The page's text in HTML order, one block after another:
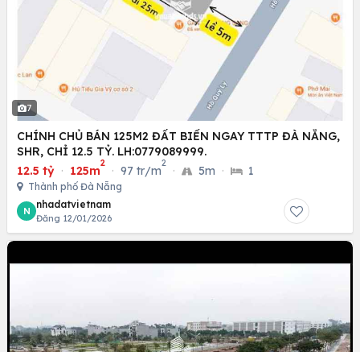
7
CHÍNH CHỦ BÁN 125M2 ĐẤT BIỂN NGAY TTTP ĐÀ NẴNG,
SHR, CHỈ 12.5 TỶ. LH:0779089999.
12.5 tỷ · 125m
2
· 97 tr/m
2
· 5m · 1
Thành phố Đà Nẵng
N
nhadatvietnam
Đăng 12/01/2026